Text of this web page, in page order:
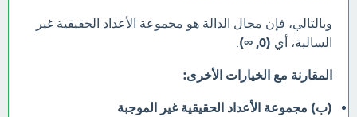
وبالتالي، فإن مجال الدالة هو مجموعة الأعداد الحقيقية غير
السالبة، أي (0, ∞)
المقارنة مع الخيارات الأخرى:
(ب) مجموعة الأعداد الحقيقية غير الموجبة